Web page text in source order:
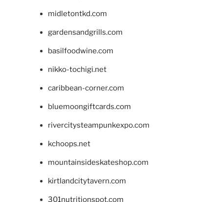
midletontkd.com
gardensandgrills.com
basilfoodwine.com
nikko-tochigi.net
caribbean-corner.com
bluemoongiftcards.com
rivercitysteampunkexpo.com
kchoops.net
mountainsideskateshop.com
kirtlandcitytavern.com
301nutritionspot.com